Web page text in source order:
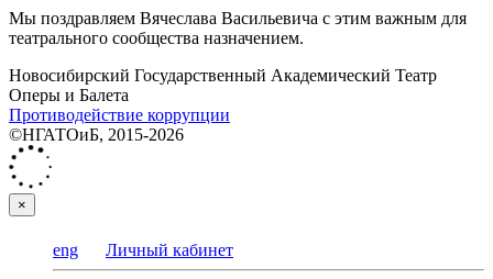
Мы поздравляем Вячеслава Васильевича с этим важным для
театрального сообщества назначением.
Новосибирский Государственный Академический Театр
Оперы и Балета
Противодействие коррупции
©НГАТОиБ, 2015-2026
×
eng Личный кабинет